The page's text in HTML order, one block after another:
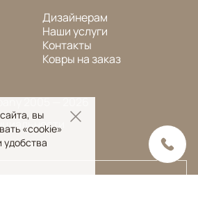
Дизайнерам
Наши услуги
Контакты
Ковры на заказ
2005 — 2026
вы
«cookie»
удобства